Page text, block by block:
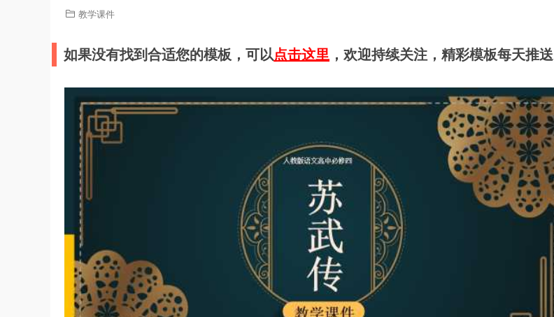
教学课件
如果没有找到合适您的模板，可以点击这里 ，欢迎持续关注，精彩模板每天推送